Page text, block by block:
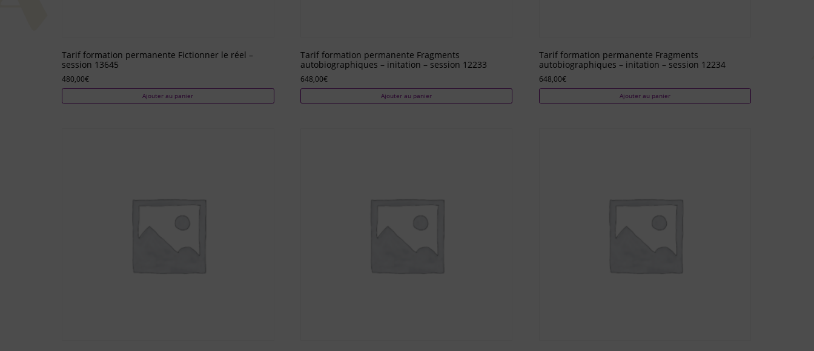
Tarif formation permanente Fictionner le réel –
session 13645
480,00€
Ajouter au panier
Tarif formation permanente Fragments
autobiographiques – initation – session 12233
648,00€
Ajouter au panier
Tarif formation permanente Fragments
autobiographiques – initation – session 12234
648,00€
Ajouter au panier